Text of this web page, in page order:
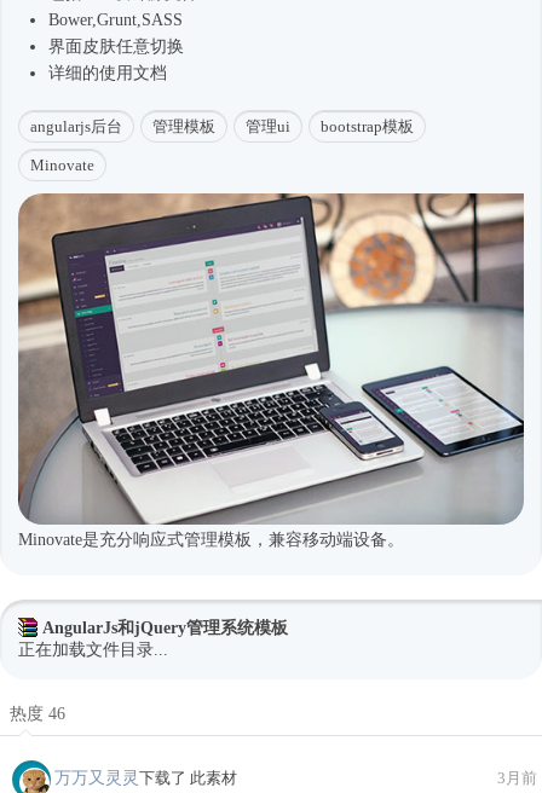
Bower,Grunt,SASS
界面皮肤任意切换
详细的使用文档
angularjs后台 管理模板 管理ui bootstrap模板
Minovate
Minovate是充分响应式管理模板，兼容移动端设备。
AngularJs和jQuery管理系统模板
正在加载文件目录...
热度 46
万万又灵灵 下载了 此素材 3月前